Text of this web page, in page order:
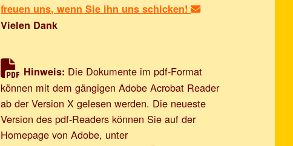
freuen uns, wenn Sie ihn uns schicken!
Vielen Dank
Hinweis: Die Dokumente im pdf-Format
können mit dem gängigen Adobe Acrobat Reader
ab der Version X gelesen werden. Die neueste
Version des pdf-Readers können Sie auf der
Homepage von Adobe, unter